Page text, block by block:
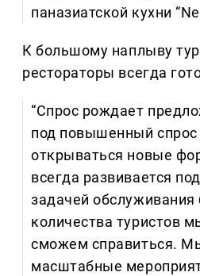
паназиатской кухни
К большому наплыву
рестораторы всегда
“Спрос рождает
под повышенный спрос
открываться новые
всегда развивается
задачей обслуживания
количества туристов
сможем справиться.
масштабные